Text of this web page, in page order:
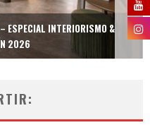
ESPECIAL INTERIORISMO &
2026